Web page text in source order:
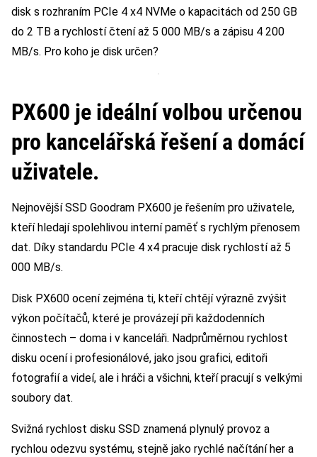
disk s rozhraním PCIe 4 x4 NVMe o kapacitách od 250 GB
do 2 TB a rychlostí čtení až 5 000 MB/s a zápisu 4 200
MB/s. Pro koho je disk určen?
PX600 je ideální volbou určenou
pro kancelářská řešení a domácí
uživatele.
Nejnovější SSD Goodram PX600 je řešením pro uživatele,
kteří hledají spolehlivou interní paměť s rychlým přenosem
dat. Díky standardu PCIe 4 x4 pracuje disk rychlostí až 5
000 MB/s.
Disk PX600 ocení zejména ti, kteří chtějí výrazně zvýšit
výkon počítačů, které je provázejí při každodenních
činnostech – doma i v kanceláři. Nadprůměrnou rychlost
disku ocení i profesionálové, jako jsou grafici, editoři
fotografií a videí, ale i hráči a všichni, kteří pracují s velkými
soubory dat.
Svižná rychlost disku SSD znamená plynulý provoz a
rychlou odezvu systému, stejně jako rychlé načítání her a